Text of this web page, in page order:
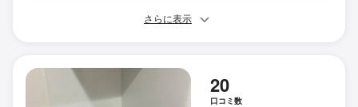
さらに表示
20
口コミ数